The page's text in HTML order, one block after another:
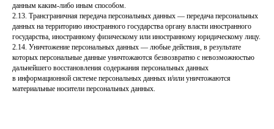
данным каким-либо иным способом.
2.13. Трансграничная передача персональных данных — передача персональных
данных на территорию иностранного государства органу власти иностранного
государства, иностранному физическому или иностранному юридическому лицу.
2.14. Уничтожение персональных данных — любые действия, в результате
которых персональные данные уничтожаются безвозвратно с невозможностью
дальнейшего восстановления содержания персональных данных
в информационной системе персональных данных и/или уничтожаются
материальные носители персональных данных.